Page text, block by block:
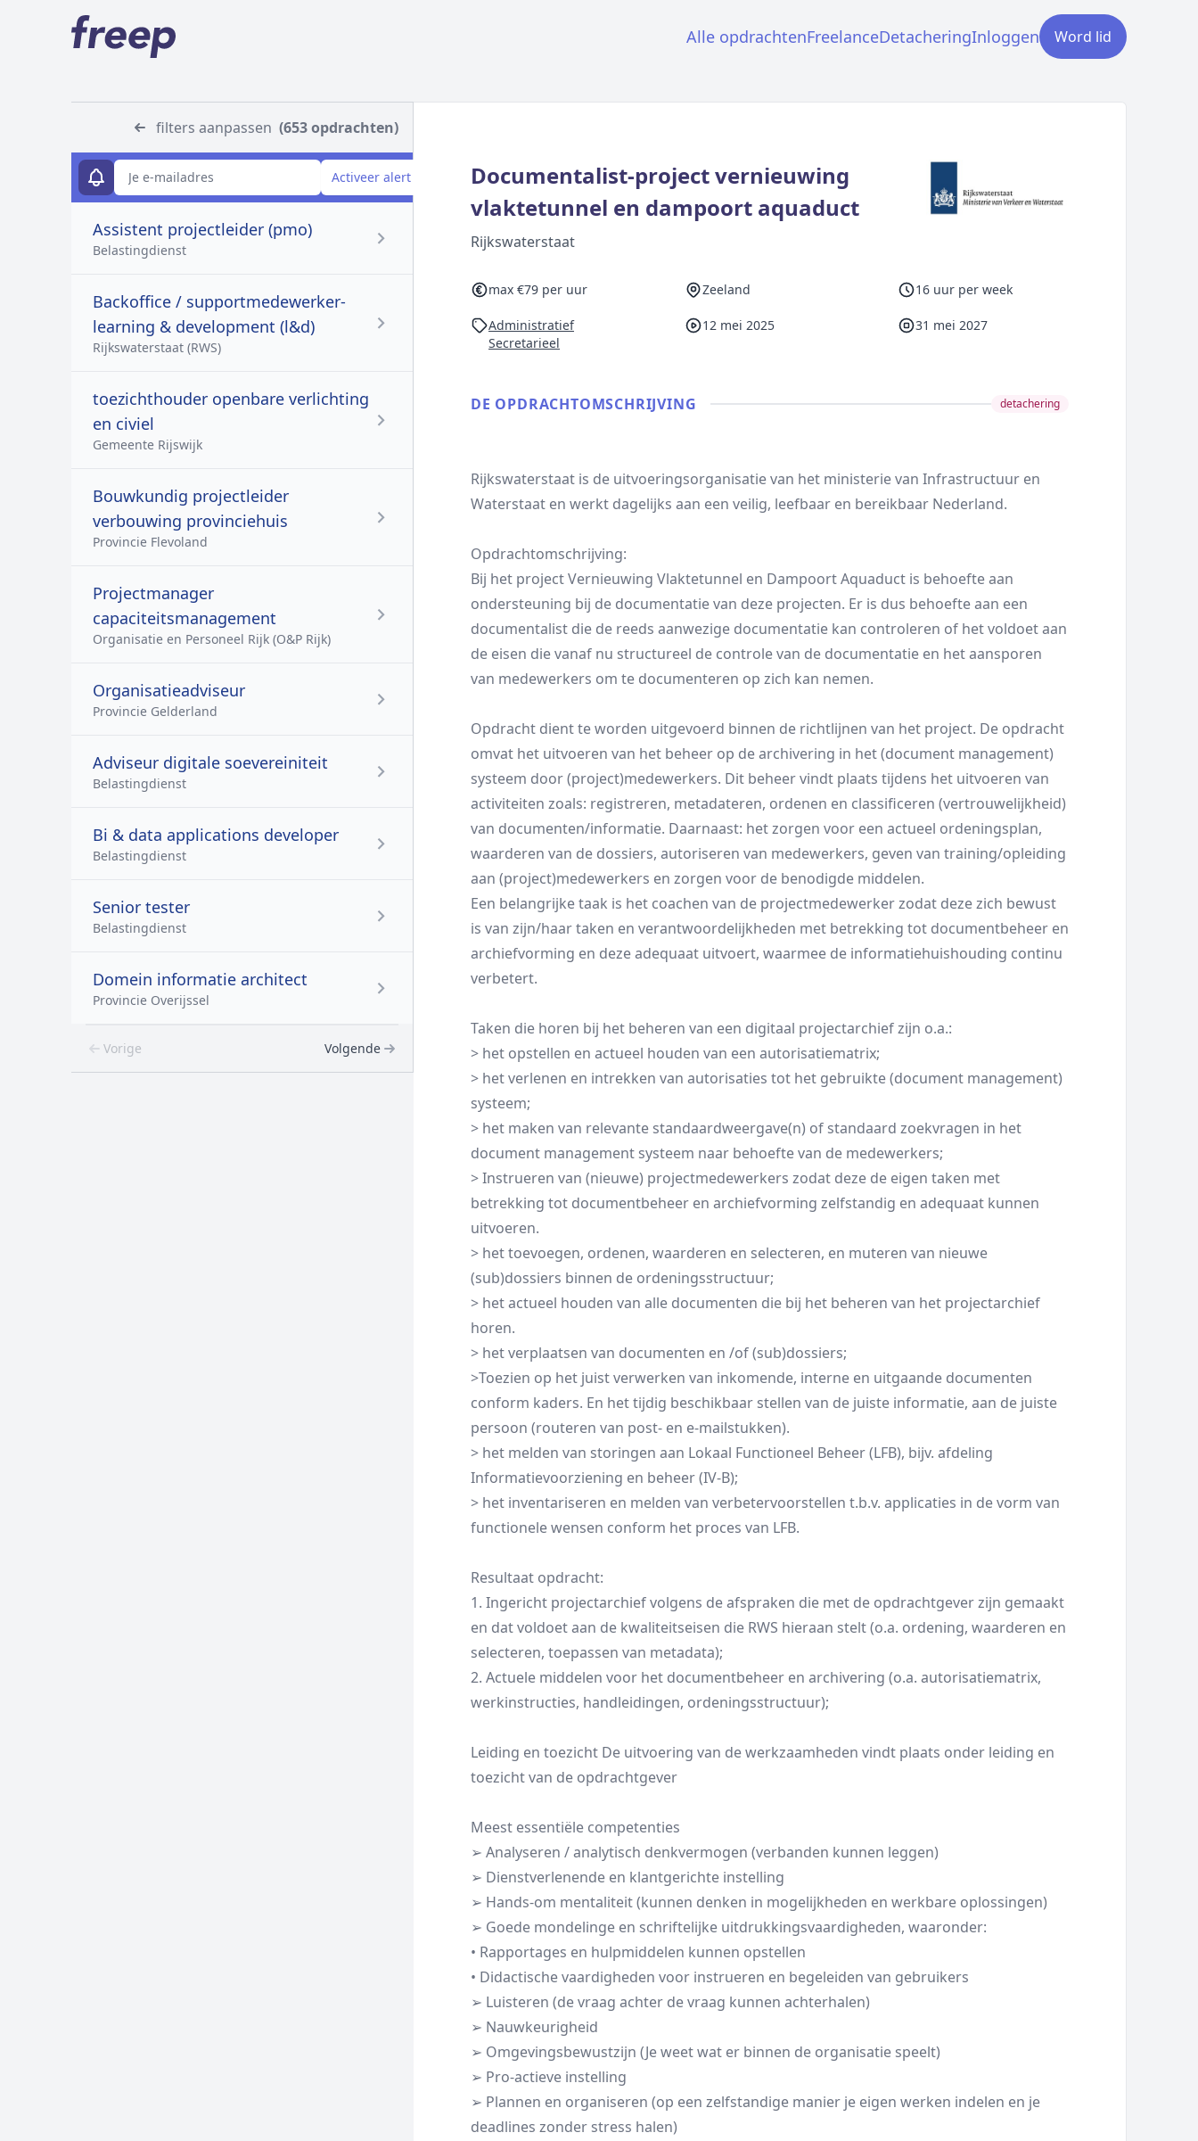
Alle opdrachtenFreelanceDetacheringInloggen Word lid
filters aanpassen (653 opdrachten)
E-mailadres
Activeer alert
Assistent projectleider (pmo)
Belastingdienst
Backoffice / supportmedewerker-
learning & development (l&d)
Rijkswaterstaat (RWS)
toezichthouder openbare verlichting
en civiel
Gemeente Rijswijk
Bouwkundig projectleider
verbouwing provinciehuis
Provincie Flevoland
Projectmanager
capaciteitsmanagement
Organisatie en Personeel Rijk (O&P Rijk)
Organisatieadviseur
Provincie Gelderland
Adviseur digitale soevereiniteit
Belastingdienst
Bi & data applications developer
Belastingdienst
Senior tester
Belastingdienst
Domein informatie architect
Provincie Overijssel
Vorige Volgende
Documentalist-project vernieuwing
vlaktetunnel en dampoort aquaduct
Rijkswaterstaat
max €79 per uur Zeeland 16 uur per week
Administratief
Secretarieel
12 mei 2025 31 mei 2027
DE OPDRACHT­OMSCHRIJVING detachering
Rijkswaterstaat is de uitvoeringsorganisatie van het ministerie van Infrastructuur en
Waterstaat en werkt dagelijks aan een veilig, leefbaar en bereikbaar Nederland.
Opdrachtomschrijving:
Bij het project Vernieuwing Vlaktetunnel en Dampoort Aquaduct is behoefte aan
ondersteuning bij de documentatie van deze projecten. Er is dus behoefte aan een
documentalist die de reeds aanwezige documentatie kan controleren of het voldoet aan
de eisen die vanaf nu structureel de controle van de documentatie en het aansporen
van medewerkers om te documenteren op zich kan nemen.
Opdracht dient te worden uitgevoerd binnen de richtlijnen van het project. De opdracht
omvat het uitvoeren van het beheer op de archivering in het (document management)
systeem door (project)medewerkers. Dit beheer vindt plaats tijdens het uitvoeren van
activiteiten zoals: registreren, metadateren, ordenen en classificeren (vertrouwelijkheid)
van documenten/informatie. Daarnaast: het zorgen voor een actueel ordeningsplan,
waarderen van de dossiers, autoriseren van medewerkers, geven van training/opleiding
aan (project)medewerkers en zorgen voor de benodigde middelen.
Een belangrijke taak is het coachen van de projectmedewerker zodat deze zich bewust
is van zijn/haar taken en verantwoordelijkheden met betrekking tot documentbeheer en
archiefvorming en deze adequaat uitvoert, waarmee de informatiehuishouding continu
verbetert.
Taken die horen bij het beheren van een digitaal projectarchief zijn o.a.:
> het opstellen en actueel houden van een autorisatiematrix;
> het verlenen en intrekken van autorisaties tot het gebruikte (document management)
systeem;
> het maken van relevante standaardweergave(n) of standaard zoekvragen in het
document management systeem naar behoefte van de medewerkers;
> Instrueren van (nieuwe) projectmedewerkers zodat deze de eigen taken met
betrekking tot documentbeheer en archiefvorming zelfstandig en adequaat kunnen
uitvoeren.
> het toevoegen, ordenen, waarderen en selecteren, en muteren van nieuwe
(sub)dossiers binnen de ordeningsstructuur;
> het actueel houden van alle documenten die bij het beheren van het projectarchief
horen.
> het verplaatsen van documenten en /of (sub)dossiers;
>Toezien op het juist verwerken van inkomende, interne en uitgaande documenten
conform kaders. En het tijdig beschikbaar stellen van de juiste informatie, aan de juiste
persoon (routeren van post- en e-mailstukken).
> het melden van storingen aan Lokaal Functioneel Beheer (LFB), bijv. afdeling
Informatievoorziening en beheer (IV-B);
> het inventariseren en melden van verbetervoorstellen t.b.v. applicaties in de vorm van
functionele wensen conform het proces van LFB.
Resultaat opdracht:
1. Ingericht projectarchief volgens de afspraken die met de opdrachtgever zijn gemaakt
en dat voldoet aan de kwaliteitseisen die RWS hieraan stelt (o.a. ordening, waarderen en
selecteren, toepassen van metadata);
2. Actuele middelen voor het documentbeheer en archivering (o.a. autorisatiematrix,
werkinstructies, handleidingen, ordeningsstructuur);
Leiding en toezicht De uitvoering van de werkzaamheden vindt plaats onder leiding en
toezicht van de opdrachtgever
Meest essentiële competenties
➢ Analyseren / analytisch denkvermogen (verbanden kunnen leggen)
➢ Dienstverlenende en klantgerichte instelling
➢ Hands-om mentaliteit (kunnen denken in mogelijkheden en werkbare oplossingen)
➢ Goede mondelinge en schriftelijke uitdrukkingsvaardigheden, waaronder:
• Rapportages en hulpmiddelen kunnen opstellen
• Didactische vaardigheden voor instrueren en begeleiden van gebruikers
➢ Luisteren (de vraag achter de vraag kunnen achterhalen)
➢ Nauwkeurigheid
➢ Omgevingsbewustzijn (Je weet wat er binnen de organisatie speelt)
➢ Pro-actieve instelling
➢ Plannen en organiseren (op een zelfstandige manier je eigen werken indelen en je
deadlines zonder stress halen)